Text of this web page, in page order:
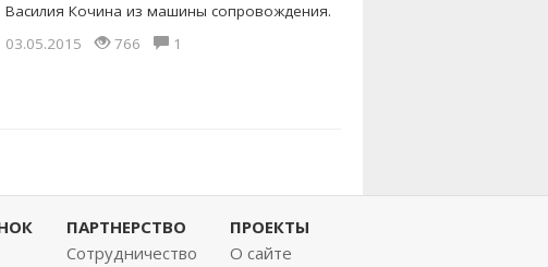
Василия Кочина из машины сопровождения.
03.05.2015
766 1
ПАРТНЕРСТВО
Сотрудничество
ПРОЕКТЫ
О сайте